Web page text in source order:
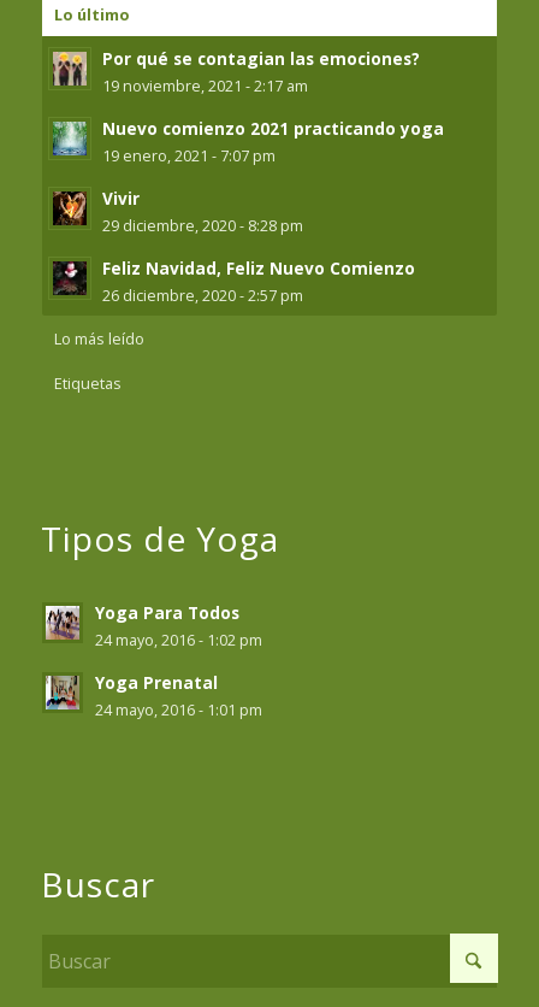
Lo último
Por qué se contagian las emociones?
19 noviembre, 2021 - 2:17 am
Nuevo comienzo 2021 practicando yoga
19 enero, 2021 - 7:07 pm
Vivir
29 diciembre, 2020 - 8:28 pm
Feliz Navidad, Feliz Nuevo Comienzo
26 diciembre, 2020 - 2:57 pm
Lo más leído
Etiquetas
Tipos de Yoga
Yoga Para Todos
24 mayo, 2016 - 1:02 pm
Yoga Prenatal
24 mayo, 2016 - 1:01 pm
Buscar